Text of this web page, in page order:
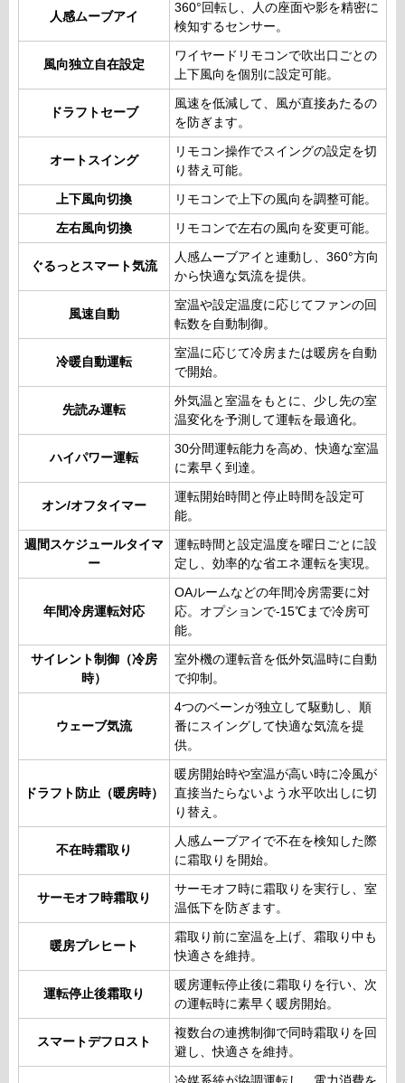
人感ムーブアイ
360°回転し、人の座面や影を精密に
検知するセンサー。
風向独立自在設定
ワイヤードリモコンで吹出口ごとの
上下風向を個別に設定可能。
ドラフトセーブ
風速を低減して、風が直接あたるの
を防ぎます。
オートスイング
リモコン操作でスイングの設定を切
り替え可能。
上下風向切換 リモコンで上下の風向を調整可能。
左右風向切換 リモコンで左右の風向を変更可能。
ぐるっとスマート気流
人感ムーブアイと連動し、360°方向
から快適な気流を提供。
風速自動
室温や設定温度に応じてファンの回
転数を自動制御。
冷暖自動運転
室温に応じて冷房または暖房を自動
で開始。
先読み運転
外気温と室温をもとに、少し先の室
温変化を予測して運転を最適化。
ハイパワー運転
30分間運転能力を高め、快適な室温
に素早く到達。
オン/オフタイマー
運転開始時間と停止時間を設定可
能。
週間スケジュールタイマ
ー
運転時間と設定温度を曜日ごとに設
定し、効率的な省エネ運転を実現。
年間冷房運転対応
OAルームなどの年間冷房需要に対
応。オプションで-15℃まで冷房可
能。
サイレント制御（冷房
時）
室外機の運転音を低外気温時に自動
で抑制。
ウェーブ気流
4つのベーンが独立して駆動し、順
番にスイングして快適な気流を提
供。
ドラフト防止（暖房時）
暖房開始時や室温が高い時に冷風が
直接当たらないよう水平吹出しに切
り替え。
不在時霜取り
人感ムーブアイで不在を検知した際
に霜取りを開始。
サーモオフ時霜取り
サーモオフ時に霜取りを実行し、室
温低下を防ぎます。
暖房プレヒート
霜取り前に室温を上げ、霜取り中も
快適さを維持。
運転停止後霜取り
暖房運転停止後に霜取りを行い、次
の運転時に素早く暖房開始。
スマートデフロスト
複数台の連携制御で同時霜取りを回
避し、快適さを維持。